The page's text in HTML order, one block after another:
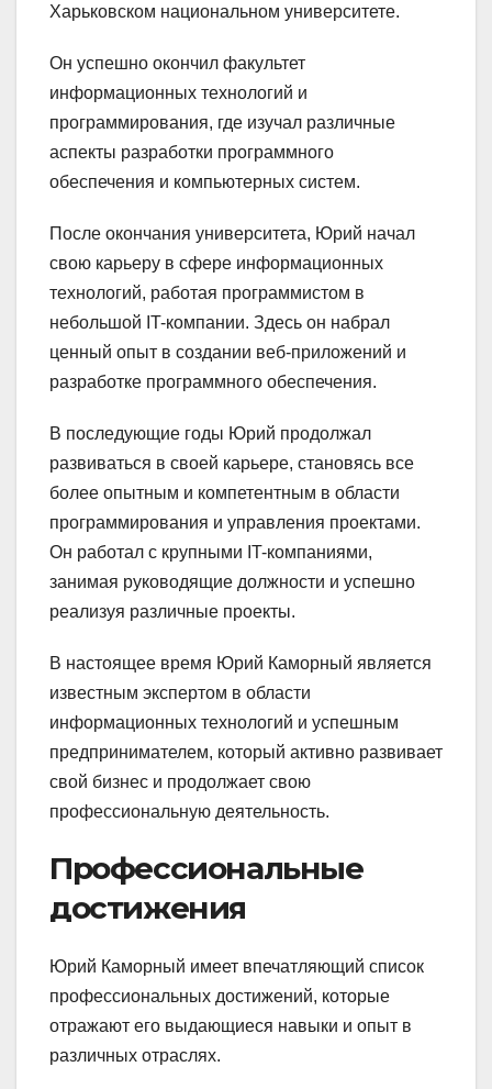
Харьковском национальном университете.
Он успешно окончил факультет
информационных технологий и
программирования, где изучал различные
аспекты разработки программного
обеспечения и компьютерных систем.
После окончания университета, Юрий начал
свою карьеру в сфере информационных
технологий, работая программистом в
небольшой IT-компании. Здесь он набрал
ценный опыт в создании веб-приложений и
разработке программного обеспечения.
В последующие годы Юрий продолжал
развиваться в своей карьере, становясь все
более опытным и компетентным в области
программирования и управления проектами.
Он работал с крупными IT-компаниями,
занимая руководящие должности и успешно
реализуя различные проекты.
В настоящее время Юрий Каморный является
известным экспертом в области
информационных технологий и успешным
предпринимателем, который активно развивает
свой бизнес и продолжает свою
профессиональную деятельность.
Профессиональные
достижения
Юрий Каморный имеет впечатляющий список
профессиональных достижений, которые
отражают его выдающиеся навыки и опыт в
различных отраслях.